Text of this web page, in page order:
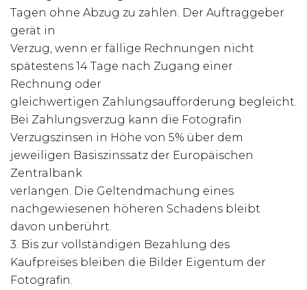
Tagen ohne Abzug zu zahlen. Der Auftraggeber
gerät in
Verzug, wenn er fällige Rechnungen nicht
spätestens 14 Tage nach Zugang einer
Rechnung oder
gleichwertigen Zahlungsaufforderung begleicht.
Bei Zahlungsverzug kann die Fotografin
Verzugszinsen in Höhe von 5% über dem
jeweiligen Basiszinssatz der Europäischen
Zentralbank
verlangen. Die Geltendmachung eines
nachgewiesenen höheren Schadens bleibt
davon unberührt.
3. Bis zur vollständigen Bezahlung des
Kaufpreises bleiben die Bilder Eigentum der
Fotografin.